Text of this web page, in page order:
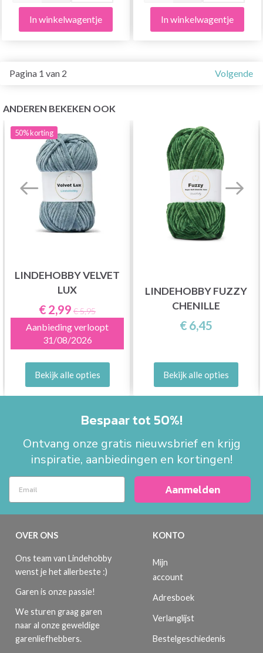
In winkelwagentje In winkelwagentje
Pagina 1 van 2 Volgende
ANDEREN BEKEKEN OOK
50%korting
LINDEHOBBY VELVET
LUX
€ 2,99 € 5,95
Aanbieding verloopt
31/08/2026
Bekijk alle opties
LINDEHOBBY FUZZY
CHENILLE
€ 6,45
Bekijk alle opties
Bespaar tot 50%!
Ontvang onze gratis nieuwsbrief en krijg
inspiratie, aanbiedingen en kortingen!
Aanmelden
OVER ONS
Ons team van Lindehobby
wenst je het allerbeste :)
Garen is onze passie!
We sturen graag garen
naar al onze geweldige
garenliefhebbers.
KONTO
Mijn
account
Adresboek
Verlanglijst
Bestelgeschiedenis